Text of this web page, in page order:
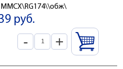
MMCX\RG174\\обж\
руб.
- +